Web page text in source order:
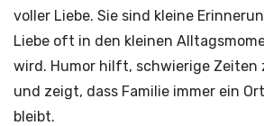
voller Liebe. Sie sind kleine
Liebe oft in den kleinen
wird. Humor hilft, schwierige Zeiten
und zeigt, dass Familie immer ein
bleibt.